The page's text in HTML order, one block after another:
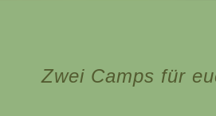
Zwei Camps für